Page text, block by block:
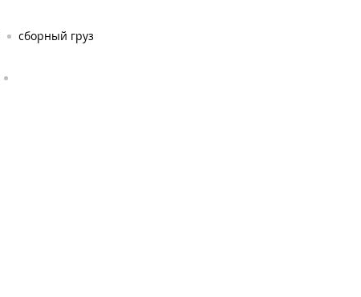
сборный груз